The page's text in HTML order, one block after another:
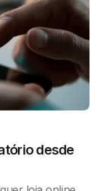
desde